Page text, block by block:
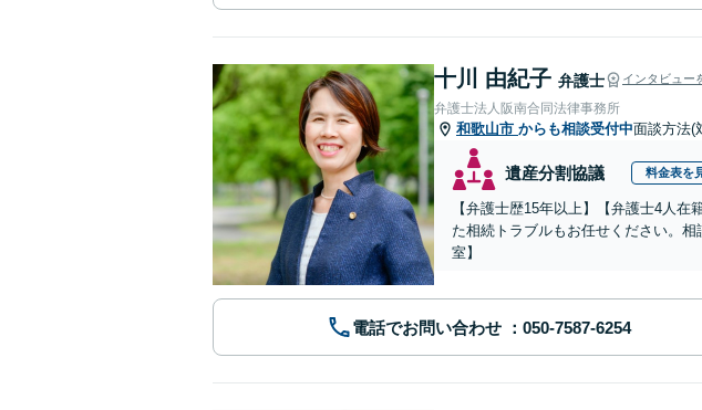
十川 由紀子 弁護士 インタビュー
弁護士法人阪南合同法律事務所
和歌山市 からも相談受付中面談方法(
遺産分割協議 料金表を
【弁護士歴15年以上】【弁護士4人
た相続トラブルもお任せください。
室】
電話でお問い合わせ